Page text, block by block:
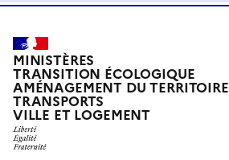
MINISTÈRES
TRANSITION ÉCOLOGIQUE
AMÉNAGEMENT DU TERRITOIRE
TRANSPORTS
VILLE ET LOGEMENT